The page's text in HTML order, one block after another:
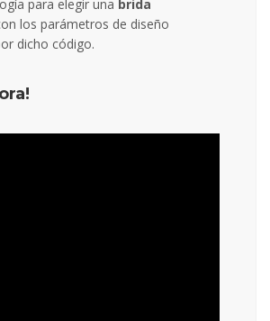
para elegir una brida
los parámetros de diseño
dicho código.